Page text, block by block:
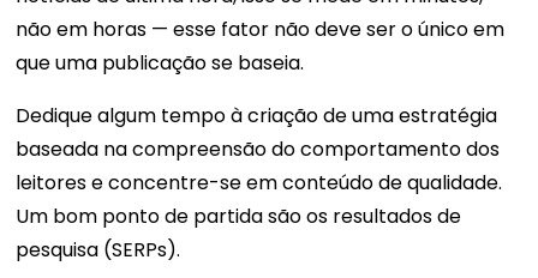
não em horas — esse fator não deve ser o único em
que uma publicação se baseia.
Dedique algum tempo à criação de uma estratégia
baseada na compreensão do comportamento dos
leitores e concentre-se em conteúdo de qualidade.
Um bom ponto de partida são os resultados de
pesquisa (SERPs).